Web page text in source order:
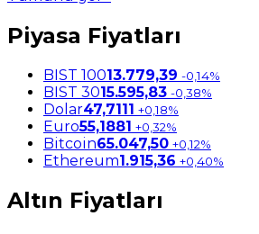
Piyasa Fiyatları
BIST 10013.779,39 -0,14%
BIST 3015.595,83 -0,38%
Dolar47,7111 +0,18%
Euro55,1881 +0,32%
Bitcoin65.047,50 +0,12%
Ethereum1.915,36 +0,40%
Altın Fiyatları